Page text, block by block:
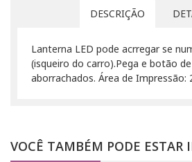
DESCRIÇÃO
Lanterna LED pode acrregar se
(isqueiro do carro).Pega e botão
aborrachados. Área de Impressão:
VOCÊ TAMBÉM PODE ESTAR